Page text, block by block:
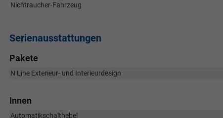
Nichtraucher-Fahrzeug
Serienausstattungen
Pakete
N Line Exterieur- und Interieurdesign
Innen
Automatikschalthebel